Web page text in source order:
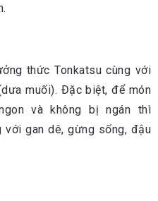
thức Tonkatsu cùng với
muối). Đặc biệt, để món
và không bị ngán thì
với gan dê, gừng sống, đậu